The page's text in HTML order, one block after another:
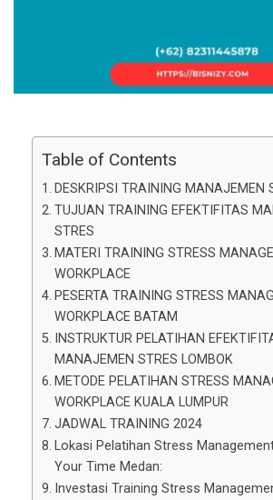
Table of Contents
DESKRIPSI TRAINING MANAJEMEN
TUJUAN TRAINING EFEKTIFITAS
STRES
MATERI TRAINING STRESS
WORKPLACE
PESERTA TRAINING STRESS
WORKPLACE BATAM
INSTRUKTUR PELATIHAN
MANAJEMEN STRES LOMBOK
METODE PELATIHAN STRESS
WORKPLACE KUALA LUMPUR
JADWAL TRAINING 2024
Lokasi Pelatihan Stress
Your Time Medan:
Investasi Training Stress